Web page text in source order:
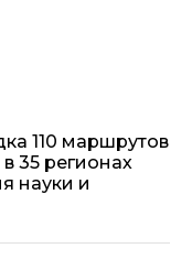
110 маршрутов
35 регионах
науки и